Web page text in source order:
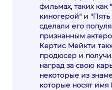
фильмах, таких
киногерой" и "Пять
сделали его
признанным
Кертис Мейкти
продюсер и
наград за свою
некоторые из
которые носят имя